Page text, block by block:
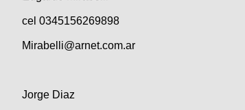
cel 0345156269898
Mirabelli@arnet.com.ar
Jorge Diaz